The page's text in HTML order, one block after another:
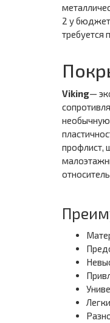
2 у
требуется
Viking—
профлист,